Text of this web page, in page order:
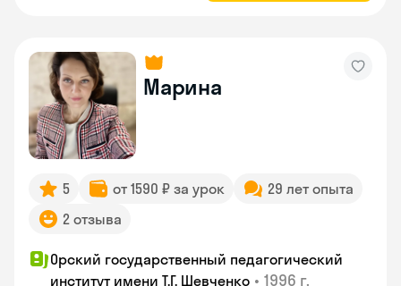
Марина
5 от 1590 ₽ за урок
29 лет опыта
2 отзыва
Орский государственный педагогический
институт имени Т.Г. Шевченко • 1996 г.